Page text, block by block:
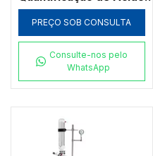
Nucleicos e Proteínas
com Tela Touch Screen
PREÇO SOB CONSULTA
Consulte-nos pelo
WhatsApp